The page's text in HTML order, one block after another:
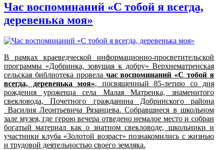
Час воспоминаний «С тобой я всегда,
деревенька моя»
В рамках краеведческой информационно-просветительской
программы «Добринка, зовущая к добру» Верхнематренская
сельская библиотека провела час воспоминаний «С тобой я
всегда, деревенька моя», посвященный 85-летию со дня
рождения уроженца села Малая Матренка, знаменитого
свекловода, Почетного гражданина Добринского района
Василия Леонтьевича Рязанцева. Собравшиеся в школьном
зале музея, где герою вечера отведено немалое место и собран
богатый материал как о знатном свекловоде, школьники и
участники клуба «Золотой возраст» познакомились с жизнью
и трудовой деятельностью своего земляка.